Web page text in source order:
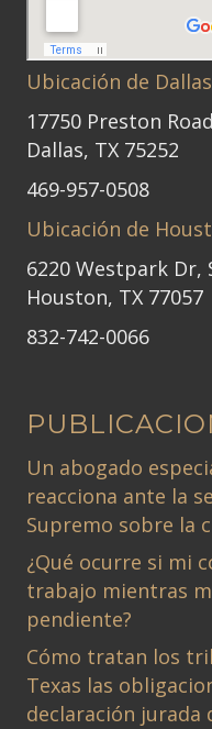
Ubicación de Dallas
17750 Preston Road
Dallas, TX 75252
469-957-0508
Ubicación de
6220 Westpark Dr,
Houston, TX 77057
832-742-0066
Un abogado
reacciona ante la
Supremo sobre la
¿Qué ocurre si mi
trabajo mientras
pendiente?
Cómo tratan los
Texas las
declaración jurada